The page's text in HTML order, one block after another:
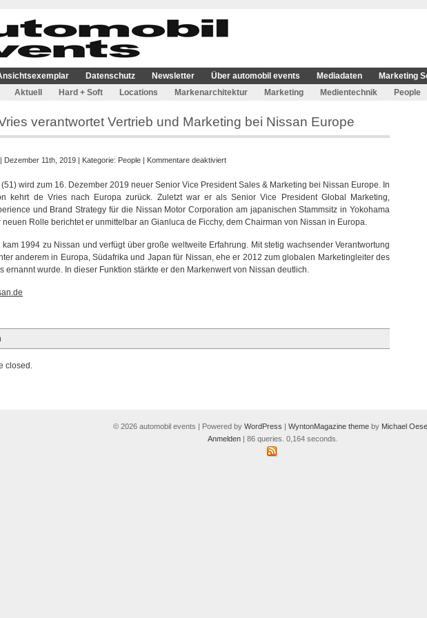
Datenschutz Newsletter Über automobil events Mediadaten
Marketing
Aktuell Hard + Soft Locations Markenarchitektur Marketing Medientechnik People
verantwortet Vertrieb und Marketing bei Nissan Europe
| Dezember 11th, 2019 | Kategorie: People | Kommentare deaktiviertfür
de
Vries
verantwortet
Vertrieb
Marketing
bei
Nissan
wird zum 16. Dezember 2019 neuer Senior Vice President Sales & Marketing bei Nissan Europe. In
kehrt de Vries nach Europa zurück. Zuletzt war er als Senior Vice President Global Marketing,
und Brand Strategy für die Nissan Motor Corporation am japanischen Stammsitz in Yokohama
neuen Rolle berichtet er unmittelbar an Gianluca de Ficchy, dem Chairman von Nissan in Europa.
kam 1994 zu Nissan und verfügt über große weltweite Erfahrung. Mit stetig wachsender Verantwortung
anderem in Europa, Südafrika und Japan für Nissan, ehe er 2012 zum globalen Marketingleiter des
ernannt wurde. In dieser Funktion stärkte er den Markenwert von Nissan deutlich.
closed.
© 2026 automobil events | Powered by WordPress | WyntonMagazine theme by Michael
Anmelden| 86 queries. 0,164 seconds.